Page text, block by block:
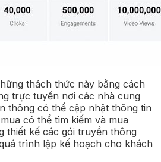
thách thức này bằng cách
trực tuyến nơi các nhà cung
thông có thể cập nhật thông tin
có thể tìm kiếm và mua
thiết kế các gói truyền thông
trình lập kế hoạch cho khách